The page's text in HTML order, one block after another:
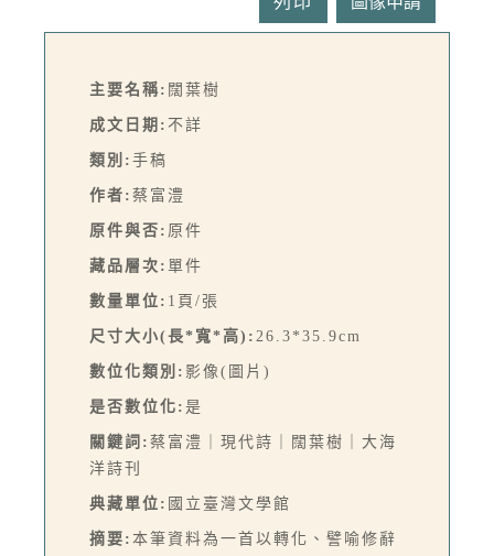
主要名稱: 闊葉樹
成文日期: 不詳
類別: 手稿
作者: 蔡富澧
原件與否: 原件
藏品層次: 單件
數量單位: 1頁/張
尺寸大小(長*寬*高): 26.3*35.9cm
數位化類別: 影像(圖片)
是否數位化: 是
關鍵詞: 蔡富澧｜現代詩｜闊葉樹｜大海
洋詩刊
典藏單位: 國立臺灣文學館
摘要: 本筆資料為一首以轉化、譬喻修辭